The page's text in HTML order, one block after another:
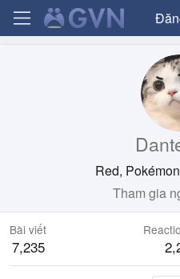
Red,
Tham gia
Bài viết
7,235